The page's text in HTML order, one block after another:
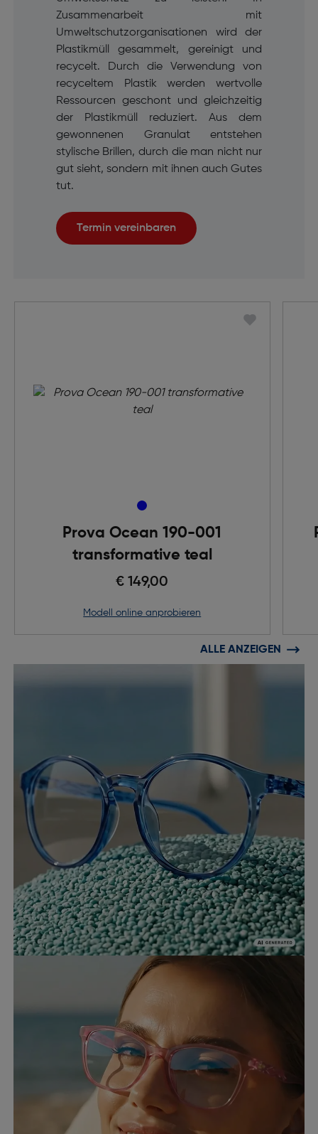
Zusammenarbeit mit
Umweltschutzorganisationen wird der
Plastikmüll gesammelt, gereinigt und
recycelt. Durch die Verwendung von
recyceltem Plastik werden wertvolle
Ressourcen geschont und gleichzeitig
der Plastikmüll reduziert. Aus dem
gewonnenen Granulat entstehen
stylische Brillen, durch die man nicht nur
gut sieht, sondern mit ihnen auch Gutes
tut.
Termin vereinbaren
Prova Ocean 190-001
transformative teal
€ 149,00
Modell online anprobieren
ALLE ANZEIGEN